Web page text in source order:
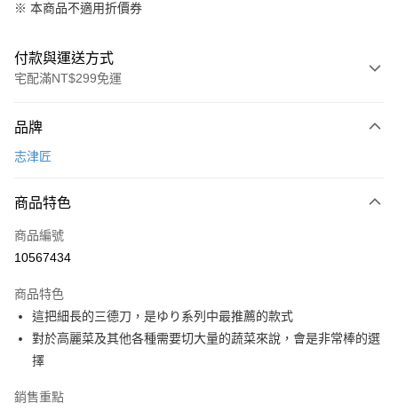
※ 本商品不適用折價券
付款與運送方式
宅配滿NT$299免運
信用卡一次付款
Apple Pay
悠遊付
全盈+PAY
大哥付你分期
相關說明
1.本服務由台灣大哥大提供，台灣大哥大用戶可立即使用無須另外申請。
ATM付款
品牌
志津匠
商品特色
商品編號
10567434
商品特色
這把細長的三德刀，是ゆり系列中最推薦的款式
對於高麗菜及其他各種需要切大量的蔬菜來說，會是非常棒的選
擇
銷售重點